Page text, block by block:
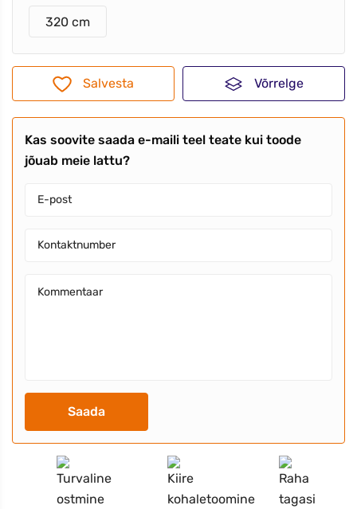
320 cm
Salvesta Võrrelge
Kas soovite saada e-maili teel teate kui toode
jõuab meie lattu?
Saada